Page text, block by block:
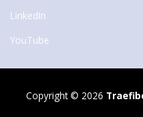
LinkedIn
YouTube
Copyright © 2026